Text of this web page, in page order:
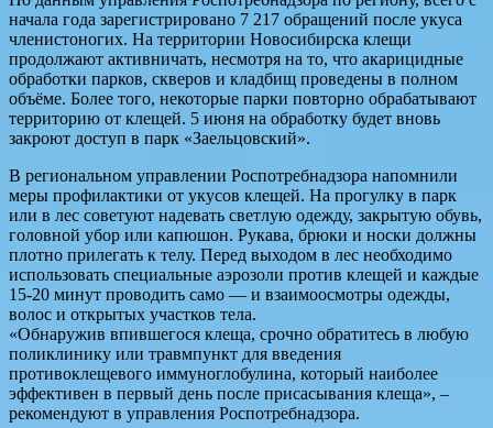
начала года зарегистрировано 7 217 обращений после укуса
членистоногих. На территории Новосибирска клещи
продолжают активничать, несмотря на то, что акарицидные
обработки парков, скверов и кладбищ проведены в полном
объёме. Более того, некоторые парки повторно обрабатывают
территорию от клещей. 5 июня на обработку будет вновь
закроют доступ в парк «Заельцовский».
В региональном управлении Роспотребнадзора напомнили
меры профилактики от укусов клещей. На прогулку в парк
или в лес советуют надевать светлую одежду, закрытую обувь,
головной убор или капюшон. Рукава, брюки и носки должны
плотно прилегать к телу. Перед выходом в лес необходимо
использовать специальные аэрозоли против клещей и каждые
15-20 минут проводить само — и взаимоосмотры одежды,
волос и открытых участков тела.
«Обнаружив впившегося клеща, срочно обратитесь в любую
поликлинику или травмпункт для введения
противоклещевого иммуноглобулина, который наиболее
эффективен в первый день после присасывания клеща», –
рекомендуют в управления Роспотребнадзора.